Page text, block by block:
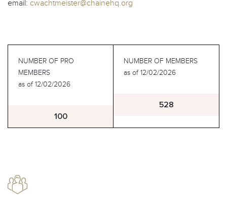
email: cwachtmeister@chainehq.org
NUMBER OF PRO
MEMBERS
as of 12/02/2026
100
NUMBER OF MEMBERS
as of 12/02/2026
528